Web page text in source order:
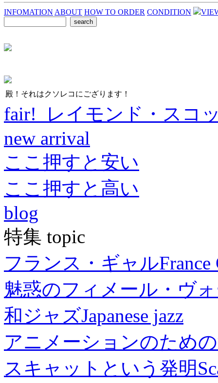
INFOMATION ABOUT HOW TO ORDER CONDITION
殿！それはクソレコにござります！
fair! レイモンド・スコ
new arrival
ここ押すと安い
ここ押すと高い
blog
特集 topic
フランス・ギャルFrance
魅惑のフィメール・ヴ
和ジャズJapanese jazz
アニメーションのため
スキャットという発明